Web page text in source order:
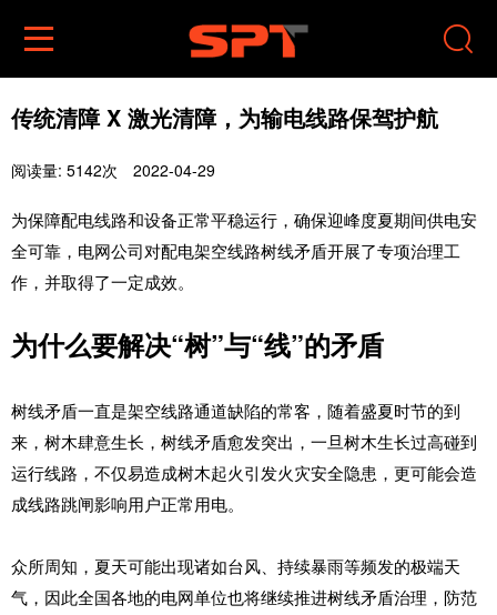
 
传统清障 X 激光清障，为输电线路保驾护航
阅读量: 5142次 2022-04-29
为保障配电线路和设备正常平稳运行，确保迎峰度夏期间供电安
全可靠，电网公司对配电架空线路树线矛盾开展了专项治理工
作，并取得了一定成效。
为什么要解决“树”与“线”的矛盾
树线矛盾一直是架空线路通道缺陷的常客，随着盛夏时节的到
来，树木肆意生长，树线矛盾愈发突出，一旦树木生长过高碰到
运行线路，不仅易造成树木起火引发火灾安全隐患，更可能会造
成线路跳闸影响用户正常用电。
众所周知，夏天可能出现诸如台风、持续暴雨等频发的极端天
气，因此全国各地的电网单位也将继续推进树线矛盾治理，防范